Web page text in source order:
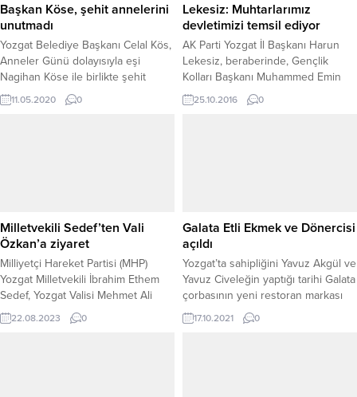
Başkan Köse, şehit annelerini
unutmadı
Yozgat Belediye Başkanı Celal Kös,
Anneler Günü dolayısıyla eşi
Nagihan Köse ile birlikte şehit
ailelerini ziyaret ederek şehit
annelerini unutmadı.
11.05.2020 0
Lekesiz: Muhtarlarımız
devletimizi temsil ediyor
AK Parti Yozgat İl Başkanı Harun
Lekesiz, beraberinde, Gençlik
Kolları Başkanı Muhammed Emin
Erbek’le birlikte Yozgat Muhtarlar
derneğini ziyaret ederek
kendilerinin de gecikmelide olsa
muhtarların...
25.10.2016 0
Milletvekili Sedef’ten Vali
Özkan’a ziyaret
Milliyetçi Hareket Partisi (MHP)
Yozgat Milletvekili İbrahim Ethem
Sedef, Yozgat Valisi Mehmet Ali
Özkan'a hayırlı olsun ziyaretinde
bulundu. Ziyarette MHP İl Başkanı
22.08.2023 0
Galata Etli Ekmek ve Dönercisi
açıldı
Yozgat’ta sahipliğini Yavuz Akgül ve
Yavuz Civeleğin yaptığı tarihi Galata
çorbasının yeni restoran markası
Galata Etli Ekmek ve Dönercisi
düzenlenen tören ve kurban
17.10.2021 0